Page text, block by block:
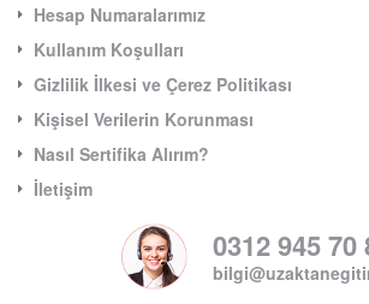
Hesap Numaralarımız
Kullanım Koşulları
Gizlilik İlkesi ve Çerez Politikası
Kişisel Verilerin Korunması
Nasıl Sertifika Alırım?
İletişim
0312 945 70